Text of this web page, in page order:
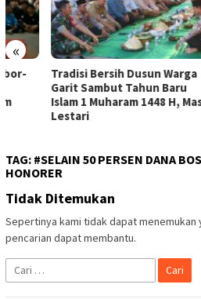
«
Tradisi Bersih Dusun Warga
Garit Sambut Tahun Baru
Islam 1 Muharam 1448 H, Masih
Lestari
TAG: #SELAIN 50 PERSEN DANA
HONORER
Tidak Ditemukan
Sepertinya kami tidak dapat menemukan
pencarian dapat membantu.
Cari
untuk: